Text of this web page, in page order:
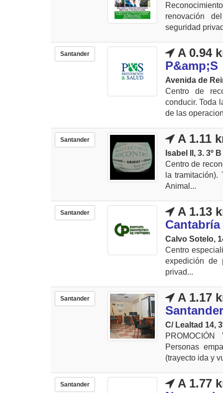
renovación
seguridad
Santander
A 0.94
P&amp;S
Avenida de
Centro de
conducir. Toda
de las
Santander A 1.11
Isabel II, 3. 3º B
Centro de
la tramitación).
Animal...
Santander
A 1.13
Cantabría
Calvo Sotelo,
Centro
expedición de
privad...
Santander
A 1.17
Santander
C/ Lealtad 14,
Personas
(trayecto ida y
Santander
A 1.77